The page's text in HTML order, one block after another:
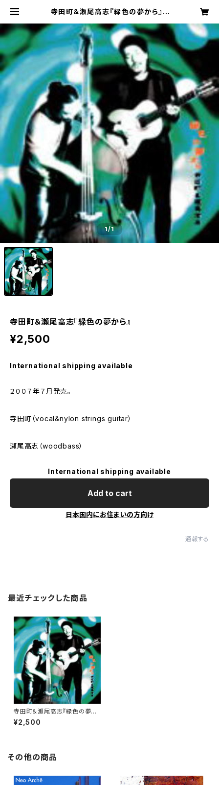
寺田町＆瀬尾高志『緑色の夢から』 |
1/1
寺田町＆瀬尾高志『緑色の夢から』
¥2,500
International shipping available
２００７年７月発売。
寺田町（vocal&nylon strings guitar）
瀬尾高志（woodbass）
International shipping available
Add to cart
日本国内にお住まいの方向け
通報する
最近チェックした商品
寺田町＆瀬尾高志『緑色の夢か
ら』
¥2,500
その他の商品